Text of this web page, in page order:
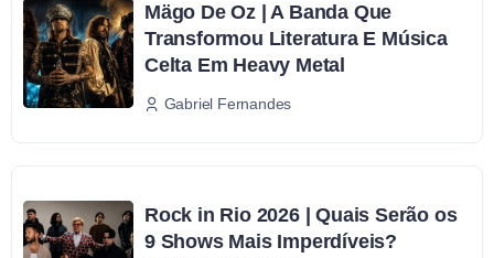
Mägo De Oz | A Banda Que
Transformou Literatura E Música
Celta Em Heavy Metal
Gabriel Fernandes
Rock in Rio 2026 | Quais Serão os
9 Shows Mais Imperdíveis?